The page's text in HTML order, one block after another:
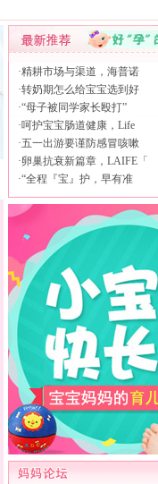
·精耕市场与渠道，海普诺
·转奶期怎么给宝宝选到好
·“母子被同学家长殴打”
·呵护宝宝肠道健康，Life
·五一出游要谨防感冒咳嗽
·卵巢抗衰新篇章，LAIFE「
·“全程『宝』护，早有准